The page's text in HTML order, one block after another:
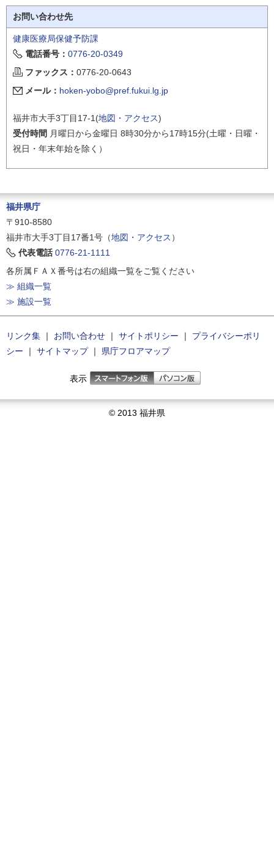
お問い合わせ先
健康医療局保健予防課
電話番号： 0776-20-0349
ファックス： 0776-20-0643
メール： hoken-yobo@pref.fukui.lg.jp
福井市大手3丁目17-1(地図・アクセス)
受付時間 月曜日から金曜日 8時30分から17時15分(土曜・日曜・
祝日・年末年始を除く）
福井県庁
〒910-8580
福井市大手3丁目17番1号（地図・アクセス ）
代表電話 0776-21-1111
各所属ＦＡＸ番号は右の組織一覧をご覧ください
≫ 組織一覧
≫ 施設一覧
リンク集 ｜ お問い合わせ ｜ サイトポリシー ｜
プライバシーポリ
シー ｜ サイトマップ｜ 県庁フロアマップ
表示
© 2013 福井県